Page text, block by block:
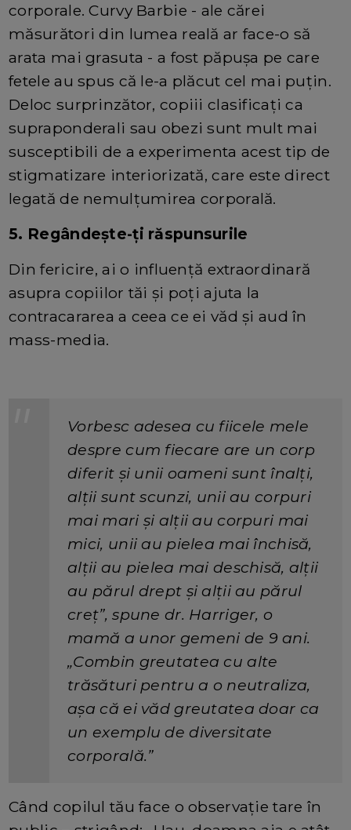
corporale. Curvy Barbie - ale cărei
măsurători din lumea reală ar face-o să
arata mai grasuta - a fost păpușa pe care
fetele au spus că le-a plăcut cel mai puțin.
Deloc surprinzător, copiii clasificați ca
supraponderali sau obezi sunt mult mai
susceptibili de a experimenta acest tip de
stigmatizare interiorizată, care este direct
legată de nemulțumirea corporală.
5. Regândește-ți răspunsurile
Din fericire, ai o influență extraordinară
asupra copiilor tăi și poți ajuta la
contracararea a ceea ce ei văd și aud în
mass-media.
Vorbesc adesea cu fiicele mele
despre cum fiecare are un corp
diferit și unii oameni sunt înalți,
alții sunt scunzi, unii au corpuri
mai mari și alții au corpuri mai
mici, unii au pielea mai închisă,
alții au pielea mai deschisă, alții
au părul drept și alții au părul
creț”, spune dr. Harriger, o
mamă a unor gemeni de 9 ani.
„Combin greutatea cu alte
trăsături pentru a o neutraliza,
așa că ei văd greutatea doar ca
un exemplu de diversitate
corporală.”
Când copilul tău face o observație tare în